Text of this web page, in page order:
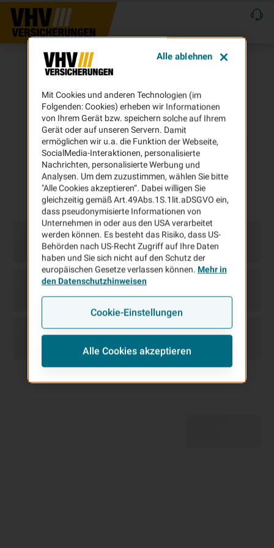
Mit Cookies und anderen Technologien (im
Folgenden: Cookies) erheben wir Informationen
von Ihrem Gerät bzw. speichern solche auf Ihrem
Gerät oder auf unseren Servern. Damit
ermöglichen wir u.a. die Funktion der Webseite,
SocialMedia-Interaktionen, personalisierte
Nachrichten, personalisierte Werbung und
Analysen. Um dem zuzustimmen, wählen Sie bitte
"Alle Cookies akzeptieren“. Dabei willigen Sie
gleichzeitig gemäß Art.49Abs.1S.1lit.aDSGVO ein,
dass pseudonymisierte Informationen von
Unternehmen in oder aus den USA verarbeitet
werden können. Es besteht das Risiko, dass US-
Behörden nach US-Recht Zugriff auf Ihre Daten
haben und Sie sich nicht auf den Schutz der
europäischen Gesetze verlassen können. Mehr in
den Datenschutzhinweisen
Cookie-Einstellungen
Alle Cookies akzeptieren
Alle ablehnen